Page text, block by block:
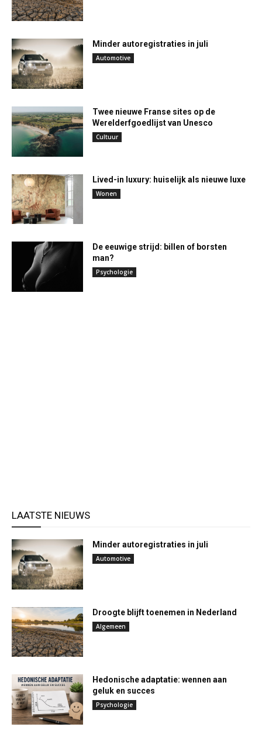
Minder autoregistraties in juli
Automotive
Twee nieuwe Franse sites op de
Werelderfgoedlijst van Unesco
Cultuur
Lived-in luxury: huiselijk als nieuwe luxe
Wonen
De eeuwige strijd: billen of borsten
man?
Psychologie
LAATSTE NIEUWS
Minder autoregistraties in juli
Automotive
Droogte blijft toenemen in Nederland
Algemeen
Hedonische adaptatie: wennen aan
geluk en succes
Psychologie